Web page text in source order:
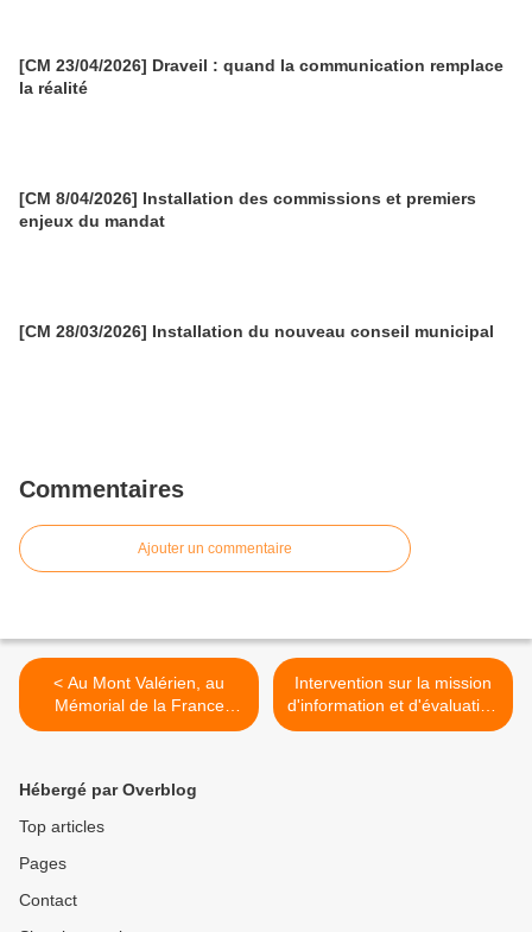
[CM 23/04/2026] Draveil : quand la communication remplace
la réalité
[CM 8/04/2026] Installation des commissions et premiers
enjeux du mandat
[CM 28/03/2026] Installation du nouveau conseil municipal
Commentaires
Ajouter un commentaire
< Au Mont Valérien, au
Mémorial de la France
combattante #18juin
Intervention sur la mission
d'information et d'évaluation
sur le déménagement à
Hébergé par Overblog
Top articles
Pages
Contact